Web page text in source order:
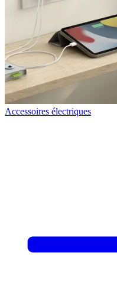
Accessoires électriques